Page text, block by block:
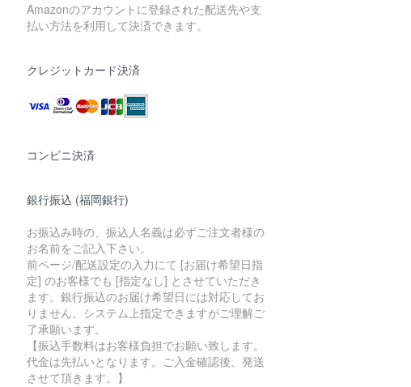
Amazonのアカウントに登録された配送先や支
払い方法を利用して決済できます。
クレジットカード決済
コンビニ決済
銀行振込 (福岡銀行)
お振込み時の、振込人名義は必ずご注文者様の
お名前をご記入下さい。
前ページ/配送設定の入力にて [お届け希望日指
定] のお客様でも [指定なし] とさせていただき
ます。銀行振込のお届け希望日には対応してお
りません。システム上指定できますがご理解ご
了承願います。
【振込手数料はお客様負担でお願い致します。
代金は先払いとなります。ご入金確認後、発送
させて頂きます。】